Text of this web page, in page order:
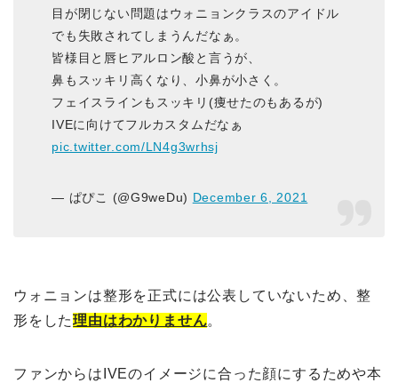
目が閉じない問題はウォニョンクラスのアイドル
でも失敗されてしまうんだなぁ。
皆様目と唇ヒアルロン酸と言うが、
鼻もスッキリ高くなり、小鼻が小さく。
フェイスラインもスッキリ(痩せたのもあるが)
IVEに向けてフルカスタムだなぁ
pic.twitter.com/LN4g3wrhsj
— ぱぴこ (@G9weDu) December 6, 2021
ウォニョンは整形を正式には公表していないため、整
形をした理由はわかりません。
ファンからはIVEのイメージに合った顔にするためや本